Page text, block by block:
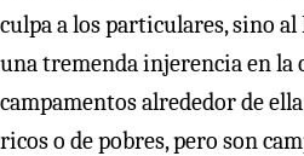
culpa a los particulares, sino
una tremenda injerencia en la
campamentos alrededor de
ricos o de pobres, pero son